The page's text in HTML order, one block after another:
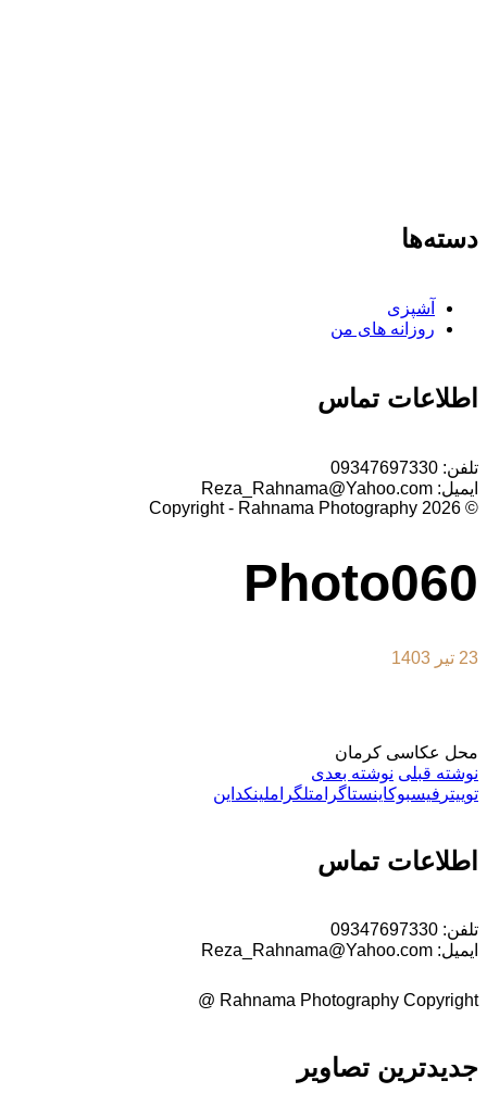
دسته‌ها
آشپزی
روزانه های من
اطلاعات تماس
تلفن:
ایمیل:
© 2026 Copyright - Rahnama Photography
Photo060
23 تیر 1403
محل عکاسی کرمان
نوشته قبلی نوشته بعدی
توییتر فیسبوکاینستاگرامتلگراملینکداین
اطلاعات تماس
تلفن:
ایمیل:
Rahnama Photography Copyright @
جدیدترین تصاویر